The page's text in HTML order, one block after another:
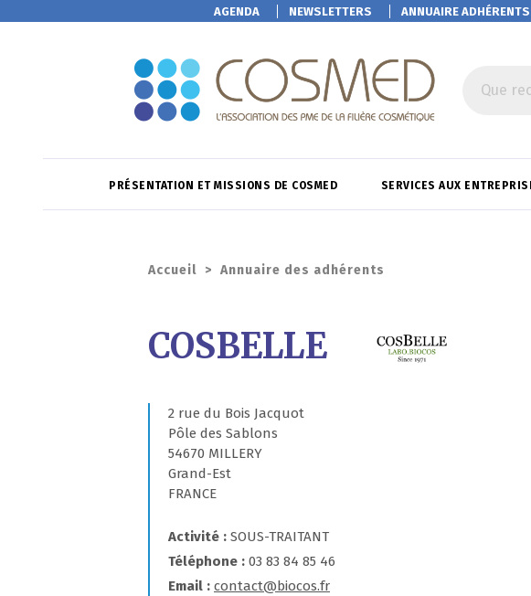
AGENDA NEWSLETTERS ANNUAIRE ADHÉRENTS
Que
PRÉSENTATION ET MISSIONS DE COSMED SERVICES AUX
Accueil > Annuaire des adhérents
COSBELLE
2 rue du Bois Jacquot
Pôle des Sablons
54670 MILLERY
Grand-Est
FRANCE
Activité
SOUS-TRAITANT
Téléphone
03 83 84 85 46
Email
contact@biocos.fr